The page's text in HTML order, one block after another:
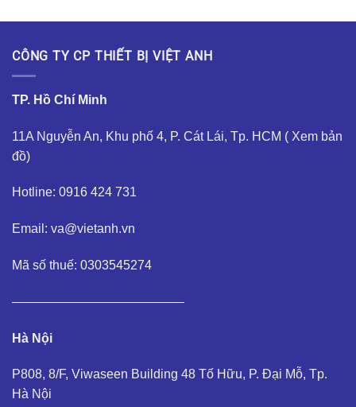
CÔNG TY CP THIẾT BỊ VIỆT ANH
TP. Hồ Chí Minh
11A Nguyễn An, Khu phố 4, P. Cát Lái, Tp. HCM ( Xem bản
đồ)
Hotline: 0916 424 731
Email: va@vietanh.vn
Mã số thuế: 0303545274
—————————————–
Hà Nội
P808, 8/F, Viwaseen Building 48 Tố Hữu, P. Đại Mỗ, Tp.
Hà Nội